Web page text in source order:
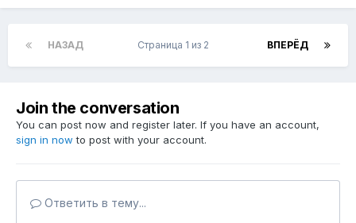
НАЗАД ВПЕРЁД
Страница 1 из 2
Join the conversation
You can post now and register later. If you have an account,
sign in now to post with your account.
Ответить в тему...